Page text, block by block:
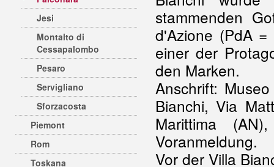
Jesi
Montalto di
Cessapalombo
Pesaro
Servigliano
Sforzacosta
Piemont
Rom
Toskana
stammenden
d'Azione (PdA
einer der
den Marken.
Anschrift:
Bianchi, Via
Marittima
Voranmeldung.
Vor der Villa